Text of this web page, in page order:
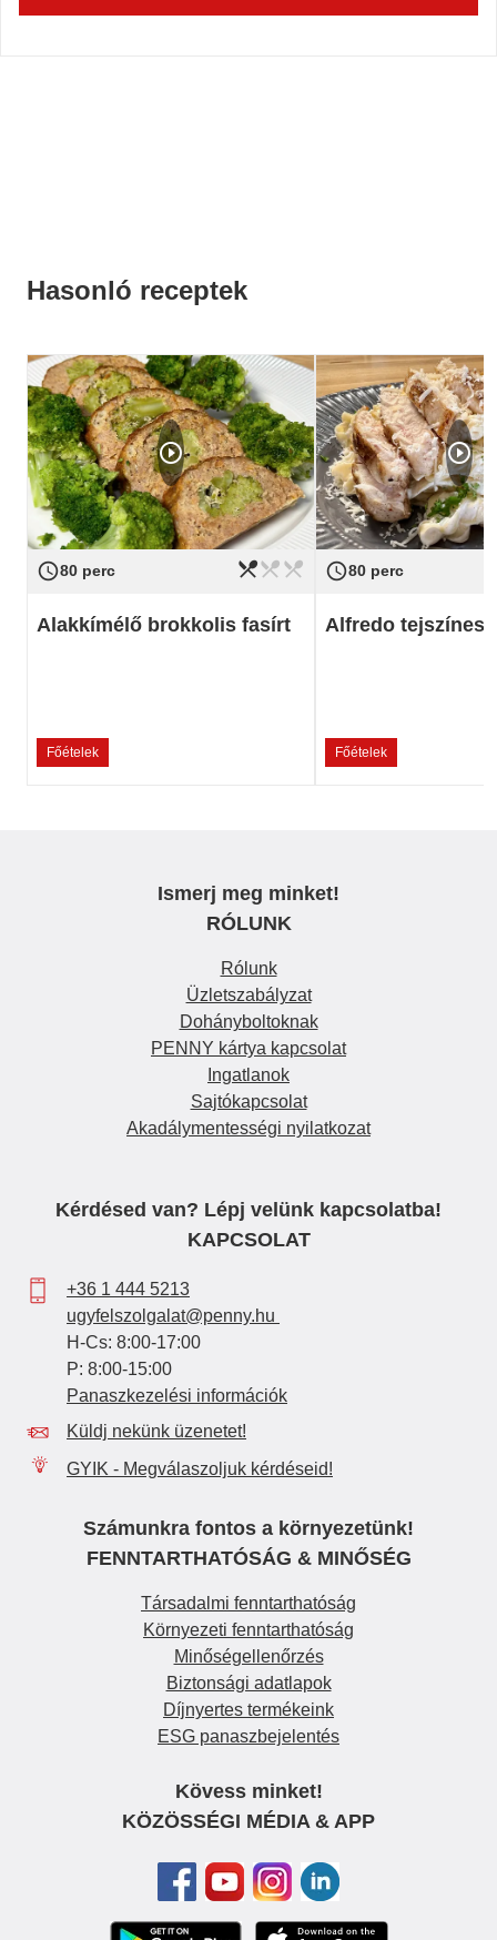
Hasonló receptek
play_circle_outline
access_time80 perc
Nehézség könnyű
restaurant_menurestaurant_menurestaurant_menu
Alakkímélő brokkolis fasírt
Főételek
play_circle_outline
access_time80 perc
Nehézség
Alfredo tejszínes
Főételek
Ismerj meg minket!
RÓLUNK
Rólunk
Üzletszabályzat
Dohányboltoknak
PENNY kártya kapcsolat
Ingatlanok
Sajtókapcsolat
Akadálymentességi nyilatkozat
Kérdésed van? Lépj velünk kapcsolatba!
KAPCSOLAT
+36 1 444 5213
ugyfelszolgalat@penny.hu
H-Cs: 8:00-17:00
P: 8:00-15:00
Panaszkezelési információk
Küldj nekünk üzenetet!
GYIK - Megválaszoljuk kérdéseid!
Számunkra fontos a környezetünk!
FENNTARTHATÓSÁG & MINŐSÉG
Társadalmi fenntarthatóság
Környezeti fenntarthatóság
Minőségellenőrzés
Biztonsági adatlapok
Díjnyertes termékeink
ESG panaszbejelentés
Kövess minket!
KÖZÖSSÉGI MÉDIA & APP